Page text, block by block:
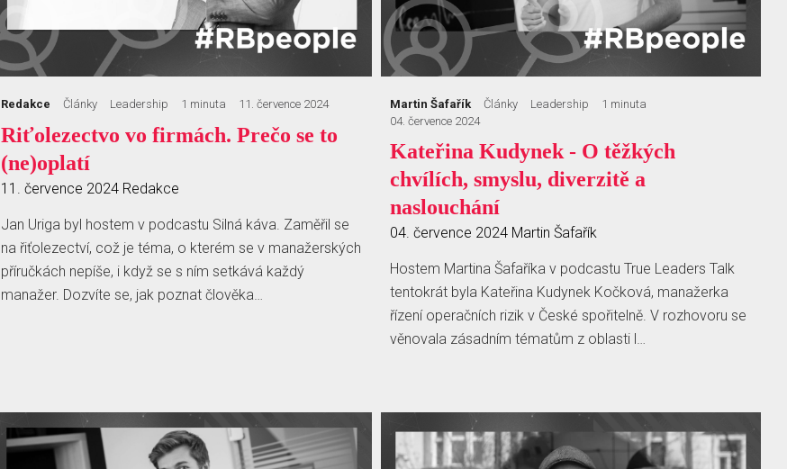
Redakce Články Leadership 1 minuta 11. července 2024
Riťolezectvo vo firmách. Prečo se to
(ne)oplatí
11. července 2024 Redakce
Jan Uriga byl hostem v podcastu Silná káva. Zaměřil se
na řiťolezectví, což je téma, o kterém se v manažerských
příručkách nepíše, i když se s ním setkává každý
manažer. Dozvíte se, jak poznat člověka…
Martin Šafařík Články Leadership
1 minuta
04. července 2024
Kateřina Kudynek - O těžkých
chvílích, smyslu, diverzitě a
naslouchání
04. července 2024 Martin Šafařík
Hostem Martina Šafaříka v podcastu True Leaders Talk
tentokrát byla Kateřina Kudynek Kočková, manažerka
řízení operačních rizik v České spořitelně. V rozhovoru se
věnovala zásadním tématům z oblasti l…